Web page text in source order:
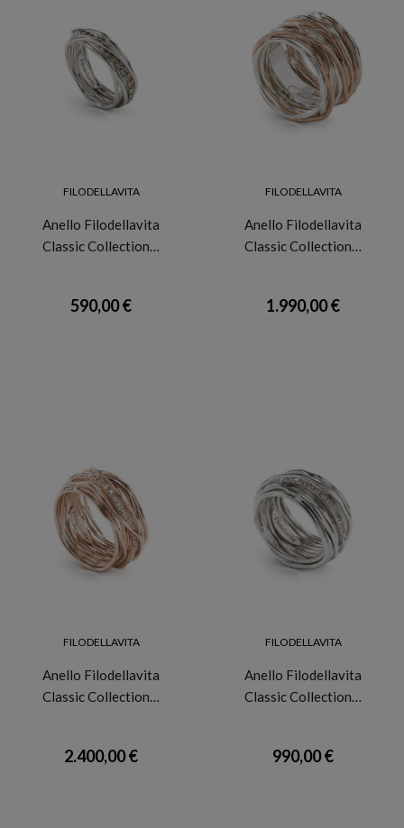
FILODELLAVITA
Anello Filodellavita
Classic Collection…
590,00 €
FILODELLAVITA
Anello Filodellavita
Classic Collection…
1.990,00 €
FILODELLAVITA
Anello Filodellavita
Classic Collection…
2.400,00 €
FILODELLAVITA
Anello Filodellavita
Classic Collection…
990,00 €